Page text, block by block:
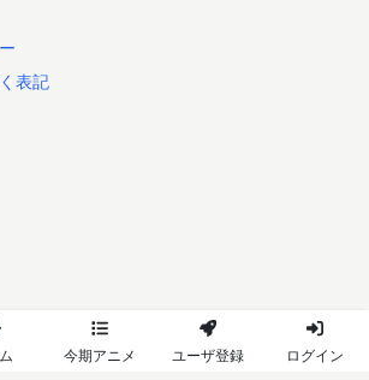
表記
2014-2026 Annict
今期アニメ ユーザ登録 ログイン